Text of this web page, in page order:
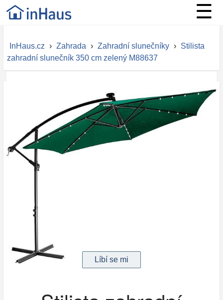
☰
InHaus.cz › Zahrada › Zahradní slunečníky › Stilista
zahradní slunečník 350 cm zelený M88637